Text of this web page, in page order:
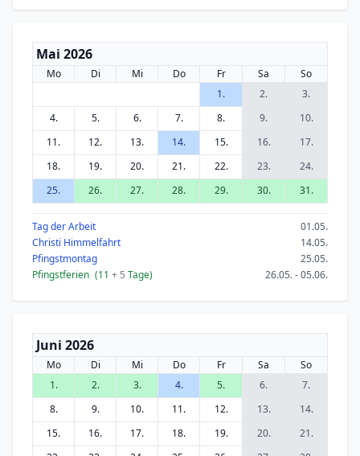
Mai 2026
Mo Di Mi Do Fr Sa
So
1.
2.
3.
4.
5. 6. 7. 8. 9.
10.
11.
12. 13. 14. 15. 16.
17.
18.
19. 20. 21. 22. 23.
24.
25.
26. 27. 28. 29. 30. 31.
Tag der Arbeit
01.05.
Christi Himmelfahrt
14.05.
Pfingstmontag
25.05.
Pfingstferien (11 + 5 Tage) 26.05. - 05.06.
Juni 2026
Mo Di Mi Do Fr Sa
So
1.
2. 3. 4. 5. 6.
7.
8.
9. 10. 11. 12. 13.
14.
15.
16. 17. 18. 19. 20.
21.